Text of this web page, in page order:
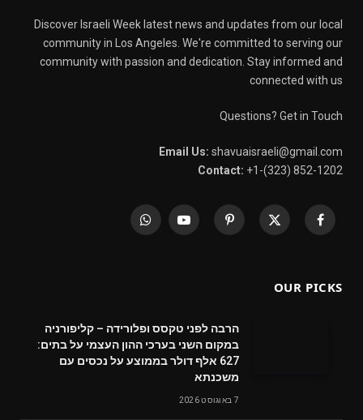
Discover Israeli Week latest news and updates from our local
community in Los Angeles. We're committed to serving our
community with passion and dedication. Stay informed and
connected with us
Questions? Get in Touch
Email Us: shavuaisraeli@gmail.com
Contact: +1-(323) 852-1202
Facebook
X
Pinterest
YouTube
WhatsApp
OUR PICKS
הרבה לפני טקסס ופלורידה – קליפורניה
במקום השני בערכי ההון העצמי על בתים:
627 אלף דולר בממוצע על נכסים עם
משכנתא
7 באוגוסט 2026